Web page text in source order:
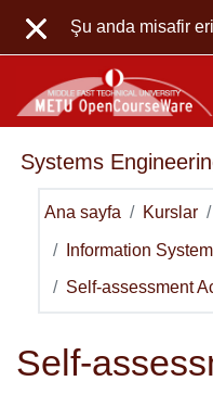
Şu anda misafir
Systems
Ana sayfa Kurslar
Information System
Self-assessment
Self-